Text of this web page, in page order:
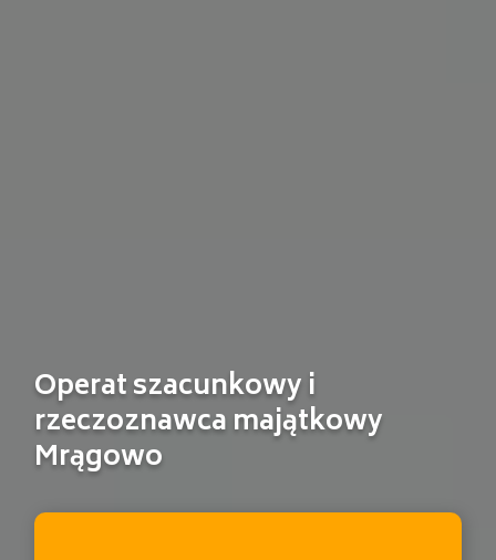
Operat szacunkowy i
rzeczoznawca majątkowy
Mrągowo